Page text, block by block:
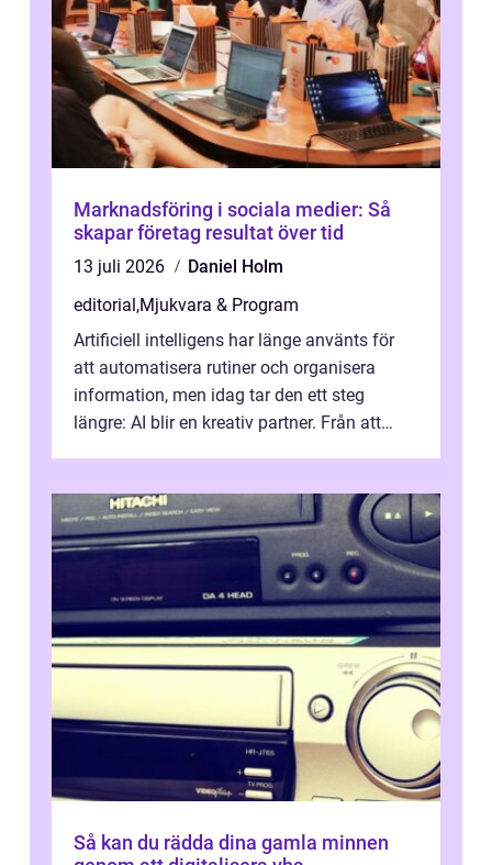
Marknadsföring i sociala medier: Så
skapar företag resultat över tid
13 juli 2026
Daniel Holm
editorial,Mjukvara & Program
Artificiell intelligens har länge använts för
att automatisera rutiner och organisera
information, men idag tar den ett steg
längre: AI blir en kreativ partner. Från att
Så kan du rädda dina gamla minnen